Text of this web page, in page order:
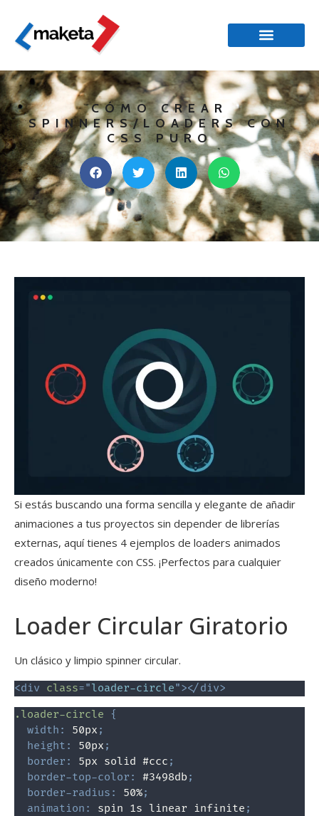
CÓMO CREAR
SPINNERS/LOADERS CON
CSS PURO
Si estás buscando una forma sencilla y elegante de añadir
animaciones a tus proyectos sin depender de librerías
externas, aquí tienes 4 ejemplos de loaders animados
creados únicamente con CSS. ¡Perfectos para cualquier
diseño moderno!
Loader Circular Giratorio
Un clásico y limpio spinner circular.
<div class="loader-circle"></div>
.loader-circle
{
width : 50px ;
height : 50px ;
border : 5px solid #ccc ;
border-top-color : #3498db;
border-radius : 50%;
animation : spin 1s linear infinite ;